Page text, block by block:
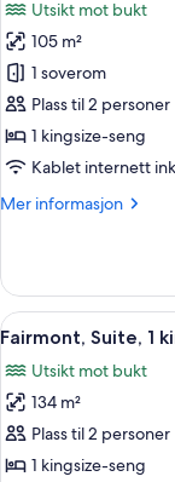
sovesofa
(Cambridge
Legacy)
bildene
av
Suite,
1
kingsize-
seng
Bennett
Utsikt mot bukt
105 m²
1 soverom
Plass til 2 personer
1 kingsize-seng
Kablet internett
Mer informasjon
Mer
1
kingsize-
seng
Bennett
Legacy)
Åpne
alle
bildene
av
Fairmont,
Suite,
6
Fairmont, Suite, 1
Utsikt mot bukt
134 m²
Plass til 2 personer
1 kingsize-seng